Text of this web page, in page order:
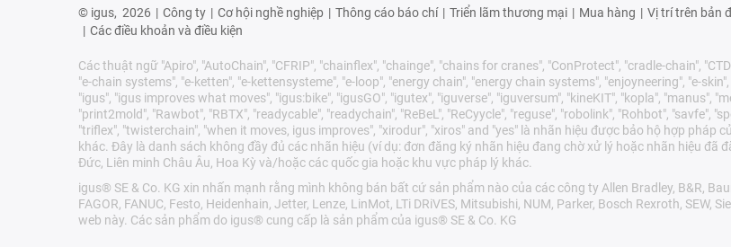
© igus, 2026 | Công ty | Cơ hội nghề nghiệp | Thông cáo báo chí | Triển lãm thương mại | Mua hàng | Vị trí trên bản
| Các điều khoản và điều kiện
Các thuật ngữ "Apiro", "AutoChain", "CFRIP", "chainflex", "chainge", "chains for cranes", "ConProtect", "cradle-chain",
"e-chain systems", "e-ketten", "e-kettensysteme", "e-loop", "energy chain", "energy chain systems", "enjoyneering", "e-
"igus", "igus improves what moves", "igus:bike", "igusGO", "igutex", "iguverse", "iguversum", "kineKIT", "kopla",
"print2mold", "Rawbot", "RBTX", "readycable", "readychain", "ReBeL", "ReCyycle", "reguse", "robolink", "Rohbot", "savfe",
"triflex", "twisterchain", "when it moves, igus improves", "xirodur", "xiros" and "yes" là nhãn hiệu được bảo hộ hợp pháp
khác. Đây là danh sách không đầy đủ các nhãn hiệu (ví dụ: đơn đăng ký nhãn hiệu đang chờ xử lý hoặc nhãn hiệu đã
Đức, Liên minh Châu Âu, Hoa Kỳ và/hoặc các quốc gia hoặc khu vực pháp lý khác.
igus® SE & Co. KG xin nhấn mạnh rằng mình không bán bất cứ sản phẩm nào của các công ty Allen Bradley, B&R,
FAGOR, FANUC, Festo, Heidenhain, Jetter, Lenze, LinMot, LTi DRiVES, Mitsubishi, NUM, Parker, Bosch Rexroth,
web này. Các sản phẩm do igus® cung cấp là sản phẩm của igus® SE & Co. KG